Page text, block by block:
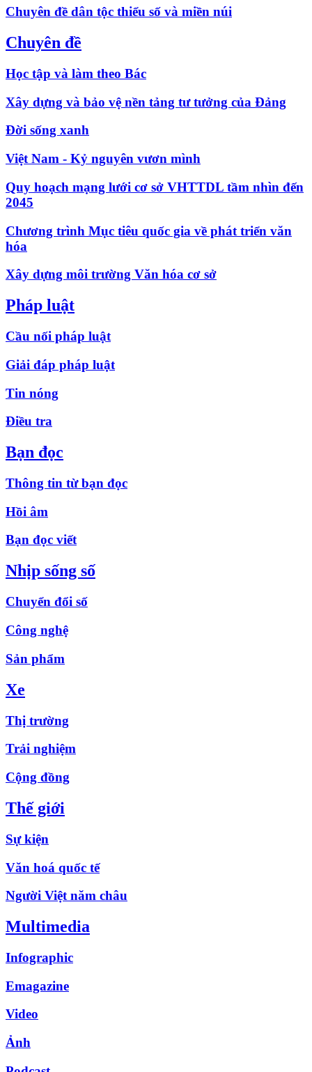
Chuyên đề dân tộc thiểu số và miền núi
Chuyên đề
Học tập và làm theo Bác
Xây dựng và bảo vệ nền tảng tư tưởng của Đảng
Đời sống xanh
Việt Nam - Kỷ nguyên vươn mình
Quy hoạch mạng lưới cơ sở VHTTDL tầm nhìn đến
2045
Chương trình Mục tiêu quốc gia về phát triển văn
hóa
Xây dựng môi trường Văn hóa cơ sở
Pháp luật
Cầu nối pháp luật
Giải đáp pháp luật
Tin nóng
Điều tra
Bạn đọc
Thông tin từ bạn đọc
Hồi âm
Bạn đọc viết
Nhịp sống số
Chuyển đổi số
Công nghệ
Sản phẩm
Xe
Thị trường
Trải nghiệm
Cộng đồng
Thế giới
Sự kiện
Văn hoá quốc tế
Người Việt năm châu
Multimedia
Infographic
Emagazine
Video
Ảnh